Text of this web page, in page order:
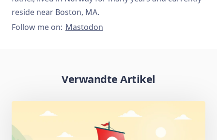
reside near Boston, MA.
Follow me on: Mastodon
Verwandte Artikel